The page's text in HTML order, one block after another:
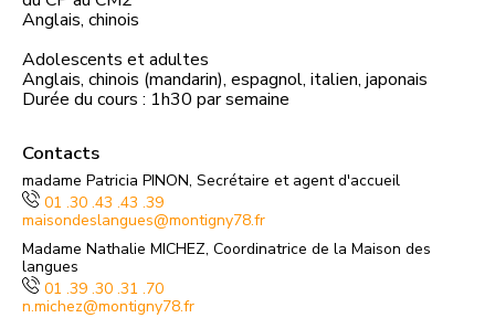
Anglais, chinois
Adolescents et adultes
Anglais, chinois (mandarin), espagnol, italien, japonais
Durée du cours : 1h30 par semaine
Contacts
madame Patricia PINON, Secrétaire et agent d'accueil
01 .30 .43 .43 .39
maisondeslangues@montigny78.fr
Madame Nathalie MICHEZ, Coordinatrice de la Maison des
langues
01 .39 .30 .31 .70
n.michez@montigny78.fr